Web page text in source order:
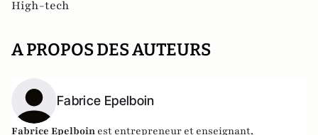
High-tech
A PROPOS DES AUTEURS
Fabrice Epelboin
Fabrice Epelboin est entrepreneur et enseignant,